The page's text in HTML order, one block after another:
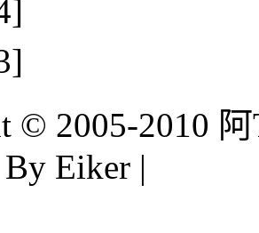
© 2005-2010
Eiker |